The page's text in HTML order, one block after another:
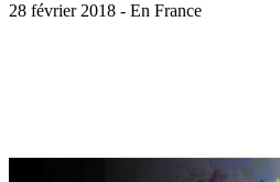
28 février 2018 - En France